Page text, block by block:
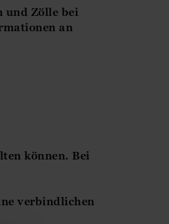
und Zölle bei
an
können. Bei
verbindlichen